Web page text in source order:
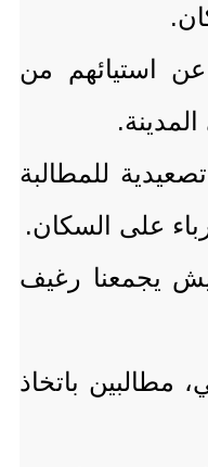
استيائهم من
للمطالبة
على السكان.
يجمعنا رغيف
مطالبين باتخاذ